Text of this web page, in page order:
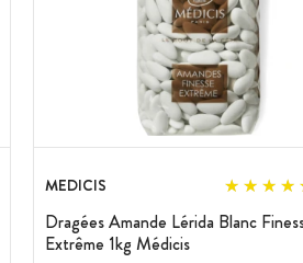
MEDICIS
Dragées Amande Lérida Blanc
Extrême 1kg Médicis